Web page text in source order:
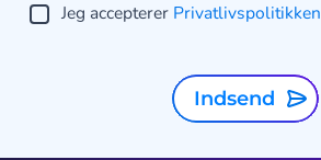
Jeg accepterer Privatlivspolitikken
Indsend